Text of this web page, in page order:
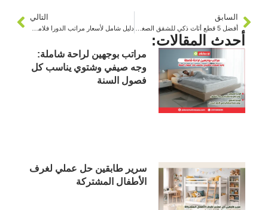
السابق التالي
أحدث المقالات:
مراتب بوجهين لراحة شاملة:
وجه صيفي وشتوي يناسب كل
فصول السنة
سرير طابقين حل عملي لغرف
الأطفال المشتركة